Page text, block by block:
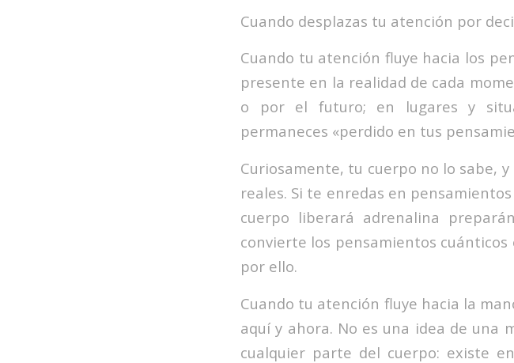
Cuando desplazas tu atención por
Cuando tu atención fluye hacia los
presente en la realidad de cada
o por el futuro; en lugares y
permaneces «perdido en tus
Curiosamente, tu cuerpo no lo sabe,
reales. Si te enredas en
cuerpo liberará adrenalina
convierte los pensamientos
por ello.
Cuando tu atención fluye hacia la
aquí y ahora. No es una idea de una
cualquier parte del cuerpo: existe